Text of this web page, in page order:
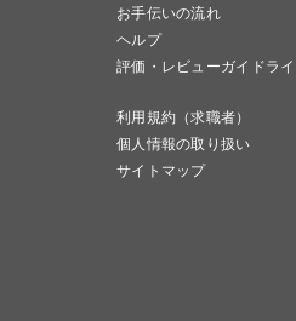
お手伝いの流れ
ヘルプ
評価・レビューガイドラ
利用規約（求職者）
個人情報の取り扱い
サイトマップ